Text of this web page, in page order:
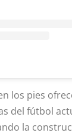
los pies
del fútbol
la